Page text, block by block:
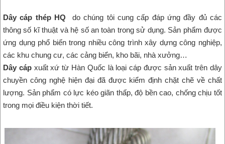
Dây cáp thép HQ do chúng tôi cung cấp đáp ứng đầy đủ các
thông số kĩ thuật và hệ số an toàn trong sử dụng. Sản phẩm được
ứng dụng phổ biến trong nhiều công trình xây dựng công nghiệp,
các khu chung cư, các cảng biển, kho bãi, nhà xưởng…
Dây cápxuất xứ từ Hàn Quốc là loại cáp được sản xuất trên dây
chuyền công nghệ hiện đại đã được kiểm định chặt chẽ về chất
lượng. Sản phẩm có lực kéo giãn thấp, độ bền cao, chống chịu tốt
trong mọi điều kiện thời tiết.